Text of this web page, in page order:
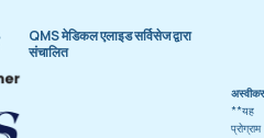
QMS मेडिकल एलाइड सर्विसेज द्वारा
संचालित
**यह
प्रोग्राम